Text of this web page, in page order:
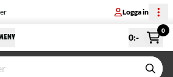
Logga in
0:-
0